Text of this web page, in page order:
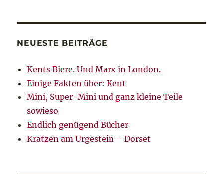
NEUESTE BEITRÄGE
Kents Biere. Und Marx in London.
Einige Fakten über: Kent
Mini, Super-Mini und ganz kleine Teile
sowieso
Endlich genügend Bücher
Kratzen am Urgestein – Dorset